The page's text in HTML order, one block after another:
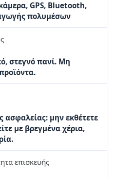
GPS, Bluetooth,
πολυμέσων
στεγνό πανί. Μη
ασφαλείας: μην εκθέτετε
με βρεγμένα χέρια,
επισκευής